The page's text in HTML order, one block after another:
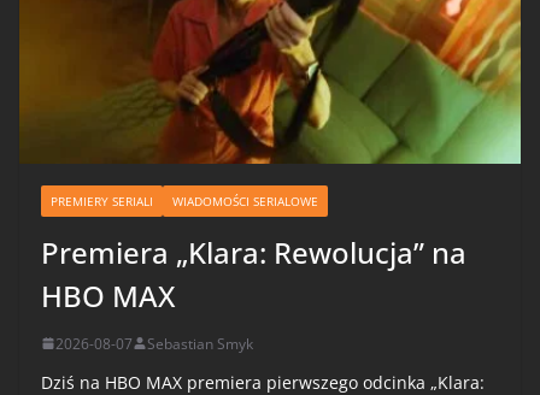
PREMIERY SERIALI WIADOMOŚCI SERIALOWE
Premiera „Klara: Rewolucja” na
HBO MAX
2026-08-07 Sebastian Smyk
Dziś na HBO MAX premiera pierwszego odcinka „Klara: